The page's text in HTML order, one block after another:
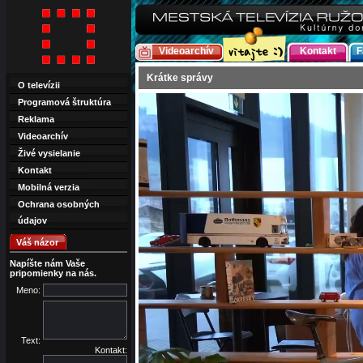
Videoarchív Kontakt
Krátke správy
O televízii
Programová štruktúra
Reklama
Videoarchív
Živé vysielanie
Kontakt
Mobilná verzia
Ochrana osobných
údajov
Váš názor
Napíšte nám Vaše
pripomienky na nás.
Meno:
Text:
Kontakt: